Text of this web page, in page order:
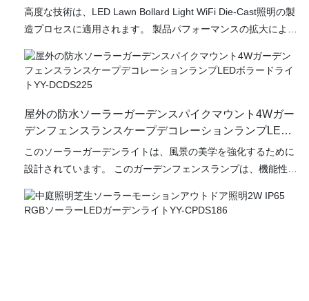
2700K DC 12V 24V YY-CPLA
高度な技術は、LED Lawn Bollard Light WiFi Die-Cast照明の製
造プロセスに適用されます。 製品パフォーマンスの拡大によ
スクエア、プラザ、パーク、庭、通路、建物の畑に拡大されて
います。
屋外の防水ソーラーガーデンスパイクマウント4Wガー
デンフェンスランスケープデコレーションランプLED
ボラードライトYY-DCDS225
このソーラーガーデンライトは、風景の美学を強化するために
設計されています。 このガーデンフェンスランプは、機能性と
としており、あらゆる屋外の設定に理想的な追加となります。